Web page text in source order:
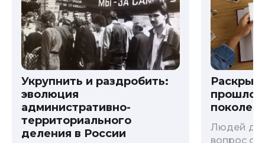
Укрупнить и раздробить:
эволюция
административно-
территориального
деления в России
Людей
вопрос о